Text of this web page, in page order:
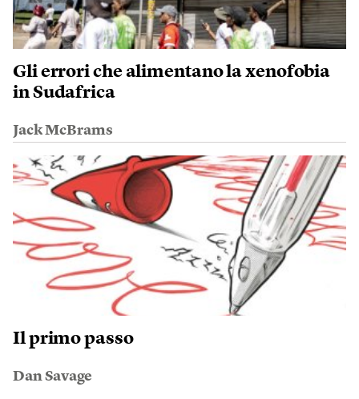
Gli errori che alimentano la xenofobia
in Sudafrica
Jack McBrams
Il primo passo
Dan Savage